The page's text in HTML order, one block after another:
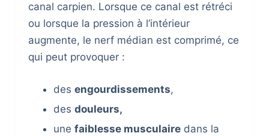
canal carpien. Lorsque ce canal est rétréci
ou lorsque la pression à l’intérieur
augmente, le nerf médian est comprimé, ce
qui peut provoquer :
desengourdissements,
desdouleurs,
unefaiblesse musculaire dans la